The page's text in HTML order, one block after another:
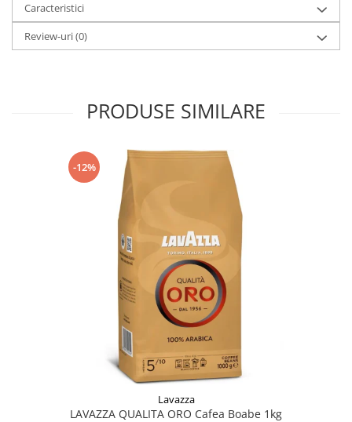
Caracteristici
Review-uri(0)
PRODUSE SIMILARE
-12%
Lavazza
LAVAZZA QUALITA ORO Cafea Boabe 1kg